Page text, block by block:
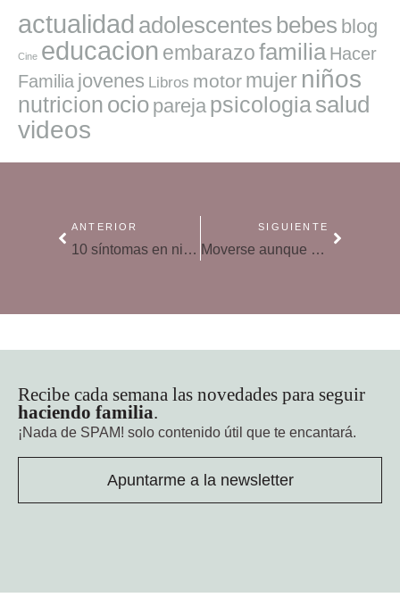
actualidad adolescentes bebes blog
Cine educacion embarazofamilia Hacer
Familia jovenes Libros motor mujer niños
nutricion ocio pareja psicologiasalud
videos
ANTERIOR
10 síntomas en niños que no debes pasar por alto
SIGUIENTE
Moverse aunque sea unos minutos ayuda a mantener un buen nivel de azúcar en sangre
Recibe cada semana las novedades para seguir
haciendo familia.
¡Nada de SPAM! solo contenido útil que te encantará.
Apuntarme a la newsletter